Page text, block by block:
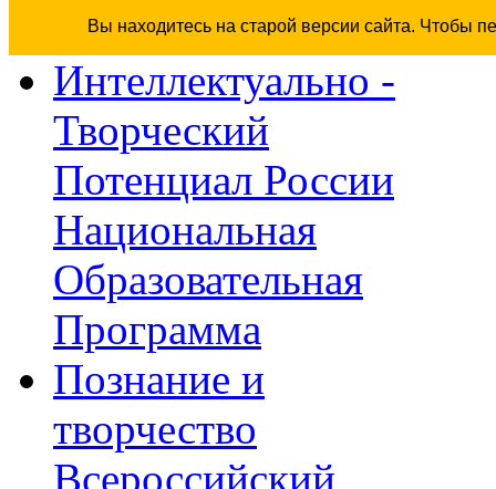
Вы находитесь на старой версии сайта. Чтобы
Интеллектуально -
Творческий
Потенциал России
Национальная
Образовательная
Программа
Познание и
творчество
Всероссийский